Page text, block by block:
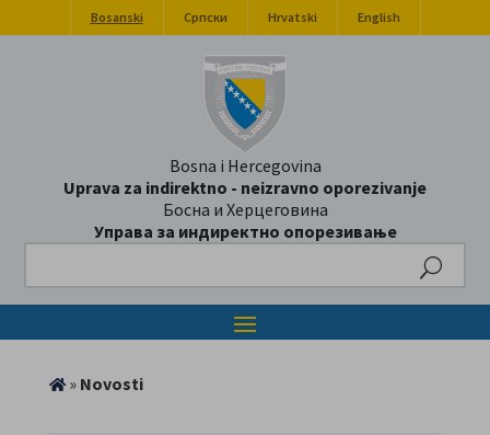
Bosanski Српски Hrvatski English
Bosna i Hercegovina
Uprava za indirektno - neizravno oporezivanje
Босна и Херцеговина
Управа за индиректно опорезивање
» Novosti